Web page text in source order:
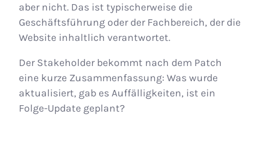
aber nicht. Das ist typischerweise die
Geschäftsführung oder der Fachbereich, der die
Website inhaltlich verantwortet.
Der Stakeholder bekommt nach dem Patch
eine kurze Zusammenfassung: Was wurde
aktualisiert, gab es Auffälligkeiten, ist ein
Folge-Update geplant?